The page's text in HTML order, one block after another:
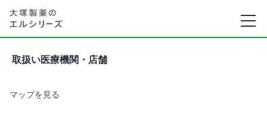
取扱い医療機関・店舗
マップを見る